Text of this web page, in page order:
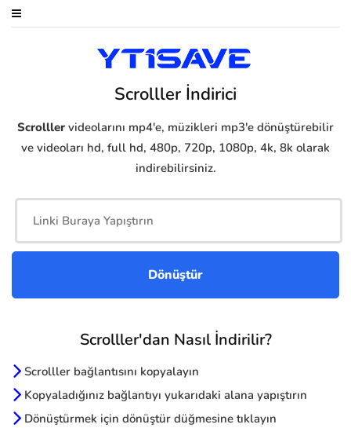
Scrolller İndirici
Scrolller videolarını mp4'e, müzikleri mp3'e dönüştürebilir
ve videoları hd, full hd, 480p, 720p, 1080p, 4k, 8k olarak
indirebilirsiniz.
Scrolller'dan Nasıl İndirilir?
Scrolller bağlantısını kopyalayın
Kopyaladığınız bağlantıyı yukarıdaki alana yapıştırın
Dönüştürmek için dönüştür düğmesine tıklayın